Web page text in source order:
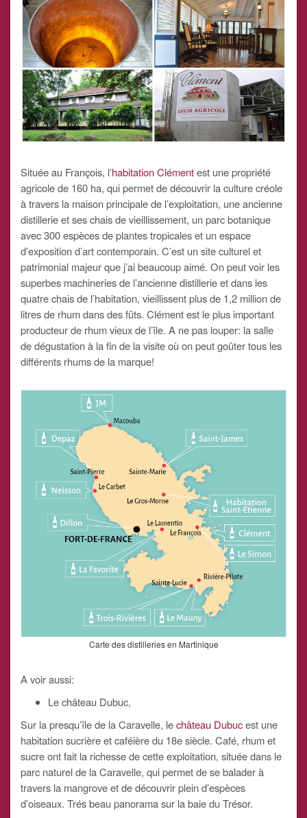
Située au François, l’habitation Clémentest une propriété
agricole de 160 ha, qui permet de découvrir la culture créole
à travers la maison principale de l’exploitation, une ancienne
distillerie et ses chais de vieillissement, un parc botanique
avec 300 espèces de plantes tropicales et un espace
d’exposition d’art contemporain. C’est un site culturel et
patrimonial majeur que j’ai beaucoup aimé. On peut voir les
superbes machineries de l’ancienne distillerie et dans les
quatre chais de l’habitation, vieillissent plus de 1,2 million de
litres de rhum dans des fûts. Clément est le plus important
producteur de rhum vieux de l’île. A ne pas louper: la salle
de dégustation à la fin de la visite où on peut goûter tous les
différents rhums de la marque!
Carte des distilleries en Martinique
A voir aussi:
Le château Dubuc,
Sur la presqu’île de la Caravelle, lechâteau Dubucest une
habitation sucrière et caféière du 18e siècle. Café, rhum et
sucre ont fait la richesse de cette exploitation, située dans le
parc naturel de la Caravelle, qui permet de se balader à
travers la mangrove et de découvrir plein d’espèces
d’oiseaux. Trés beau panorama sur la baie du Trésor.